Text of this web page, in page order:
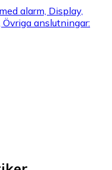
alarm, Display,
anslutningar: